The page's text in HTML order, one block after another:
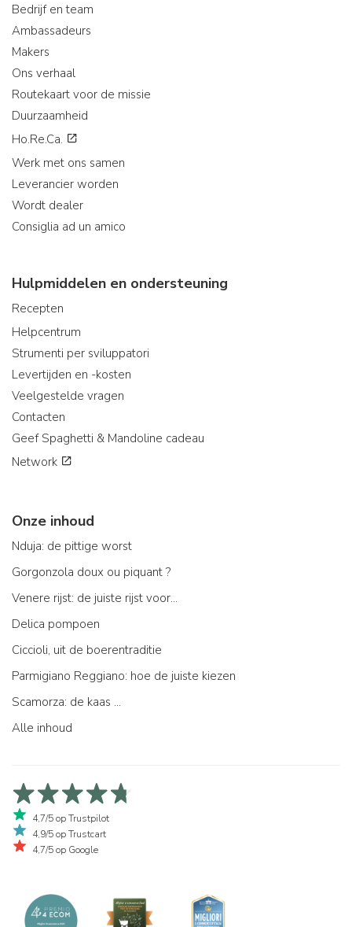
Bedrijf en team
Ambassadeurs
Makers
Ons verhaal
Routekaart voor de missie
Duurzaamheid
Ho.Re.Ca.
Werk met ons samen
Leverancier worden
Wordt dealer
Consiglia ad un amico
Hulpmiddelen en ondersteuning
Recepten
Helpcentrum
Strumenti per sviluppatori
Levertijden en -kosten
Veelgestelde vragen
Contacten
Geef Spaghetti & Mandoline cadeau
Network
Onze inhoud
Nduja: de pittige worst
Gorgonzola doux ou piquant ?
Venere rijst: de juiste rijst voor...
Delica pompoen
Ciccioli, uit de boerentraditie
Parmigiano Reggiano: hoe de juiste kiezen
Scamorza: de kaas ...
Alle inhoud
4,7/5 op Trustpilot
4,9/5 op Trustcart
4,7/5 op Google